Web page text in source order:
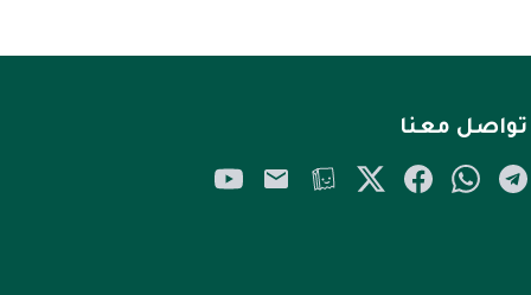
تواصل معنا
Telegram
WhatsApp
Facebook
Twitter/X
Tellonym
Email
YouTube